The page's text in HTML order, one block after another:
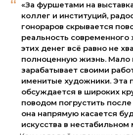
«За фуршетами на
коллег и институций,
гонораров скрывается
реальность
этих денег всё равно не
полноценную жизнь. Мало
зарабатывает своими
именитые художники. Эта
обсуждается в широких
поводом погрустить
она напрямую касается
искусства в нестабильном